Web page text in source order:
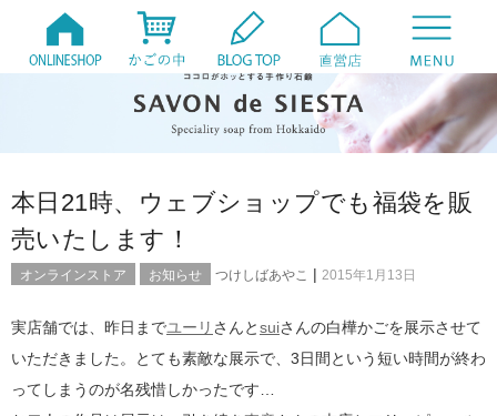
本日21時、ウェブショップでも福袋を販
売いたします！
オンラインストア お知らせ つけしばあやこ | 2015年1月13日
実店舗では、昨日までユーリ さんとsuiさんの白樺かごを展示させて
いただきました。とても素敵な展示で、3日間という短い時間が終わ
ってしまうのが名残惜しかったです…